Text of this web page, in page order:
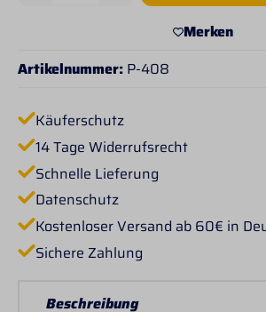
Merken
Artikelnummer: P-408
Käuferschutz
14 Tage Widerrufsrecht
Schnelle Lieferung
Datenschutz
Kostenloser Versand ab 60€ in
Sichere Zahlung
Beschreibung